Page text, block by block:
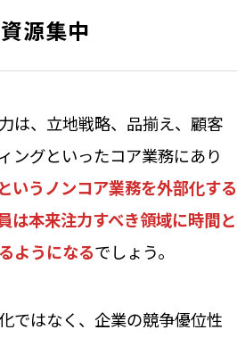
源集中
は、立地戦略、品揃え、顧客
ングといったコア業務にあり
いうノンコア業務を外部化する
は本来注力すべき領域に時間と
ようになるでしょう。
ではなく、企業の競争優位性